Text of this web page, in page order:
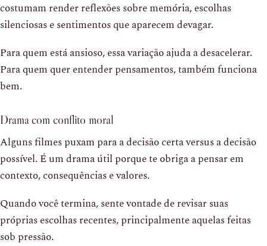
costumam render reflexões sobre memória, escolhas
silenciosas e sentimentos que aparecem devagar.
Para quem está ansioso, essa variação ajuda a desacelerar.
Para quem quer entender pensamentos, também funciona
bem.
Drama com conflito moral
Alguns filmes puxam para a decisão certa versus a decisão
possível. É um drama útil porque te obriga a pensar em
contexto, consequências e valores.
Quando você termina, sente vontade de revisar suas
próprias escolhas recentes, principalmente aquelas feitas
sob pressão.